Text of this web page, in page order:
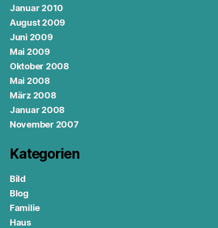
Januar 2010
August 2009
Juni 2009
Mai 2009
Oktober 2008
Mai 2008
März 2008
Januar 2008
November 2007
Kategorien
Bild
Blog
Familie
Haus